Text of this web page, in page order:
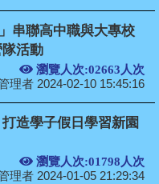
串聯高中職與大專校
活動
瀏覽人次:02663人次
理者 2024-02-10 15:45:16
造學子假日學習新園
瀏覽人次:01798人次
理者 2024-01-05 21:29:34